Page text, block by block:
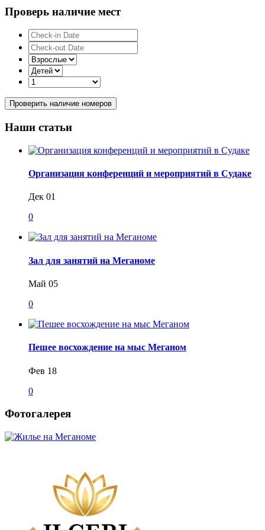
Проверь наличие мест
Проверить наличие номеров
Наши статьи
Организация конференций и мероприятий в Судаке
Дек 01
0
Зал для занятий на Меганоме
Май 05
0
Пешее восхождение на мыс Меганом
Фев 18
0
Фотогалерея